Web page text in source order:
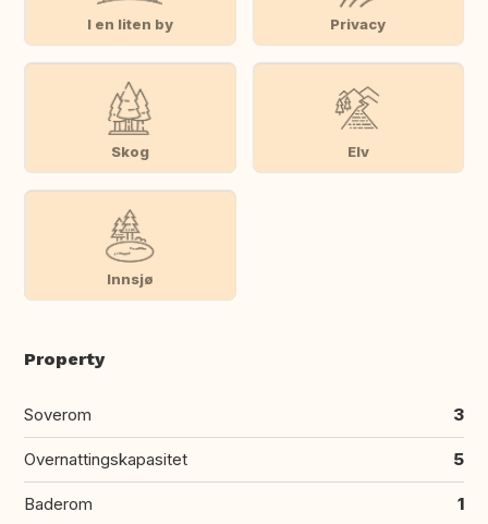
I en liten by Privacy
Skog Elv
Innsjø
Property
Soverom 3
Overnattingskapasitet 5
Baderom 1